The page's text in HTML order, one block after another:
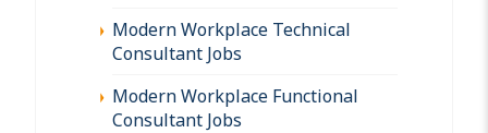
Modern Workplace Technical
Consultant Jobs
Modern Workplace Functional
Consultant Jobs